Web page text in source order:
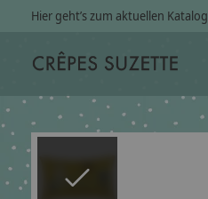
Hier geht’s zum aktuellen Katalog